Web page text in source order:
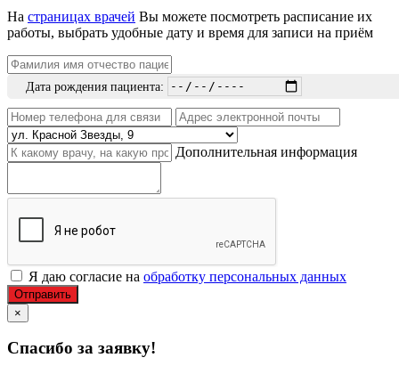
На страницах врачей Вы можете посмотреть расписание их
работы, выбрать удобные дату и время для записи на приём
Дата рождения пациента:
Дополнительная информация
Я даю согласие на обработку персональных данных
Отправить
×
Спасибо за заявку!